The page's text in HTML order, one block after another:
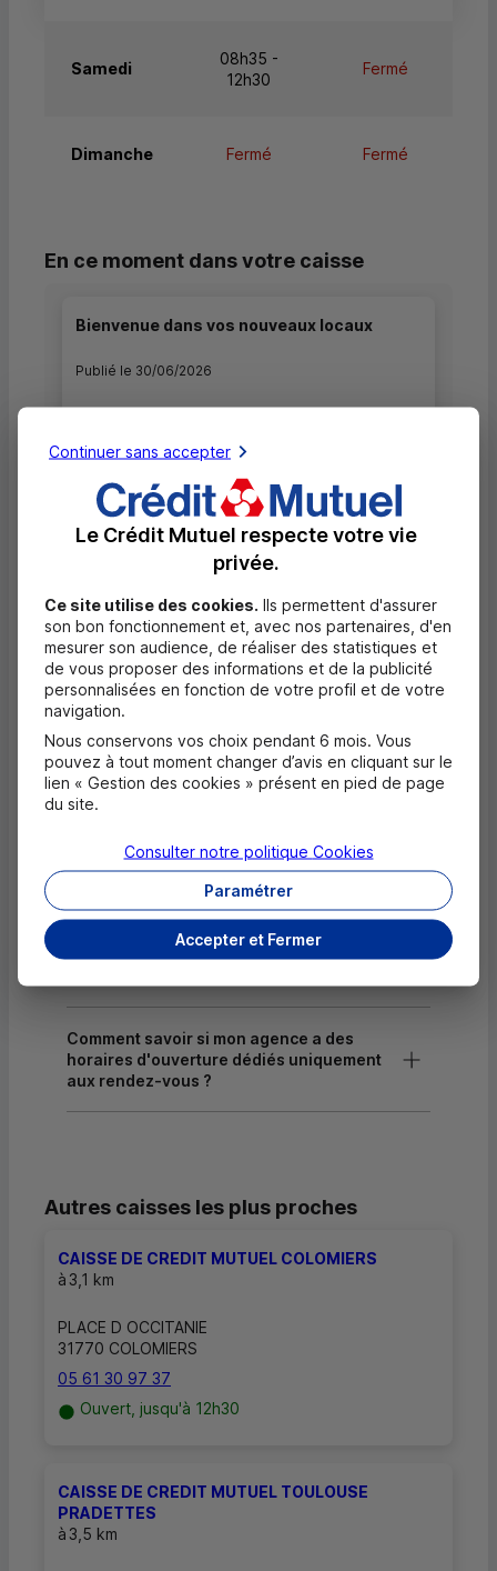
Samedi
08h35 -
12h30
Fermé
Dimanche Fermé Fermé
En ce moment dans votre caisse
Bienvenue dans vos nouveaux locaux
Publié le 30/06/2026
TOURNEFEUILLE ouvrira ses portes au 49 rue
G. Doumergue (accès bd Auriol) 31170
TOURNEFEUILLE.
Venez découvrir des locaux aménagés pour
vous recevoir et vous conseiller dans un
espace bancaire moderne et convivial. Nous
Attention : les impératifs du déménagement
impliquent de fermer exceptionnellement
notre Caisse du 30/06/2026 au 30/06/2026.
Renseignez-vous auprès de votre conseiller.
Quels documents sont nécessaires à
l'ouverture d'un compte pour un majeur ?
Comment savoir si mon agence a des
horaires d'ouverture dédiés uniquement
aux rendez-vous ?
Autres caisses les plus proches
CAISSE DE CREDIT MUTUEL COLOMIERS
à3,1 km
PLACE D OCCITANIE
31770 COLOMIERS
05 61 30 97 37
Ouvert, jusqu'à 12h30
CAISSE DE CREDIT MUTUEL TOULOUSE
PRADETTES
à3,5 km
Continuer sans accepter
Le Crédit Mutuel respecte votre vie
privée.
Ce site utilise des cookies. Ils permettent d'assurer
son bon fonctionnement et, avec nos partenaires, d'en
mesurer son audience, de réaliser des statistiques et
de vous proposer des informations et de la publicité
personnalisées en fonction de votre profil et de votre
navigation.
Nous conservons vos choix pendant 6 mois. Vous
pouvez à tout moment changer d’avis en cliquant sur le
lien « Gestion des cookies » présent en pied de page
du site.
Accepter et Fermer
Paramétrer
Consulter notre politique Cookies